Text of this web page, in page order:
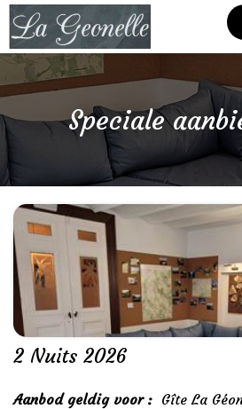
Speciale
2 Nuits 2026
Aanbod geldig voor : Gîte La